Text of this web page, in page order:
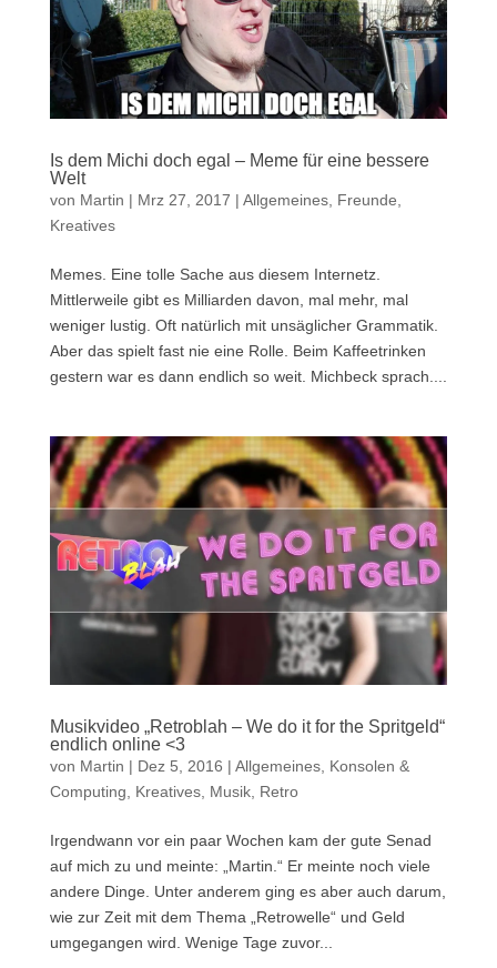
Is dem Michi doch egal – Meme für eine bessere
Welt
von Martin | Mrz 27, 2017 | Allgemeines, Freunde
Kreatives
Memes. Eine tolle Sache aus diesem Internetz.
Mittlerweile gibt es Milliarden davon, mal mehr, mal
weniger lustig. Oft natürlich mit unsäglicher Grammatik.
Aber das spielt fast nie eine Rolle. Beim Kaffeetrinken
gestern war es dann endlich so weit. Michbeck sprach....
Musikvideo „Retroblah – We do it for the Spritgeld“
endlich online <3
von Martin | Dez 5, 2016 | Allgemeines, Konsolen &
Computing
Kreatives, Musik, Retro
Irgendwann vor ein paar Wochen kam der gute Senad
auf mich zu und meinte: „Martin.“ Er meinte noch viele
andere Dinge. Unter anderem ging es aber auch darum,
wie zur Zeit mit dem Thema „Retrowelle“ und Geld
umgegangen wird. Wenige Tage zuvor...